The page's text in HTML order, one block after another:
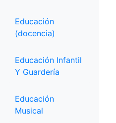
Educación
(docencia)
Educación Infantil
Y Guardería
Educación
Musical